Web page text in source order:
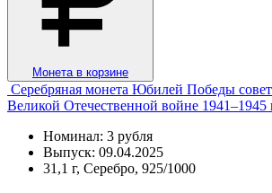
Монета в корзине
Серебряная монета Юбилей Победы
Великой Отечественной войне 1941–1945
Номинал: 3 рубля
Выпуск: 09.04.2025
31,1 г, Серебро, 925/1000